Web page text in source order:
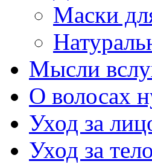
Маски
Мысли
О волосах
Уход за
Уход за